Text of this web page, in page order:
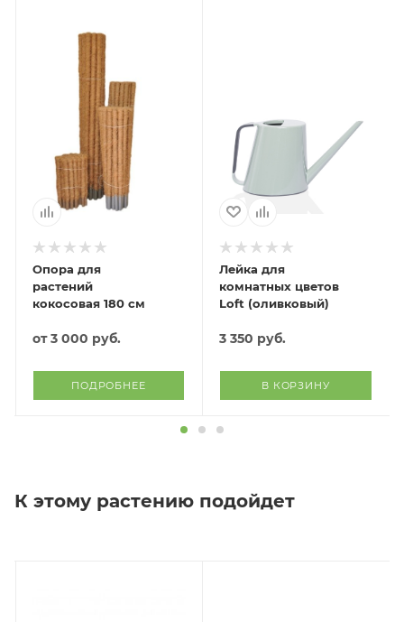
Опора для
растений
кокосовая 180 см
от3 000 руб.
ПОДРОБНЕЕ
Лейка для
комнатных цветов
Loft (оливковый)
3 350 руб.
В КОРЗИНУ
К этому растению подойдет